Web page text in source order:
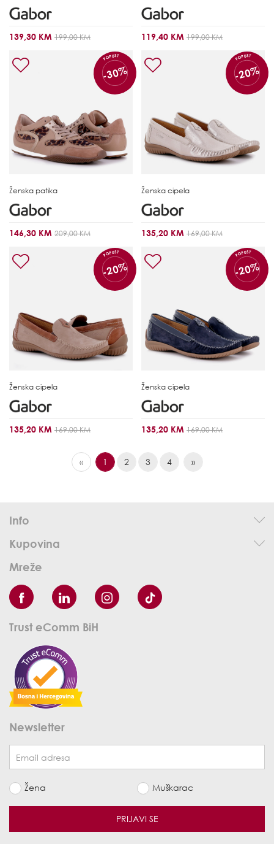
139,30 KM 199,00 KM 119,40 KM 199,00 KM
POPUST
-30%
Ženska patika
146,30 KM 209,00 KM
POPUST
-20%
Ženska cipela
135,20 KM 169,00 KM
POPUST
-20%
Ženska cipela
135,20 KM 169,00 KM
POPUST
-20%
Ženska cipela
135,20 KM 169,00 KM
« 1 2 3 4 »
Info
Kupovina
Mreže
Trust eComm BiH
Newsletter
Žena Muškarac
PRIJAVI SE